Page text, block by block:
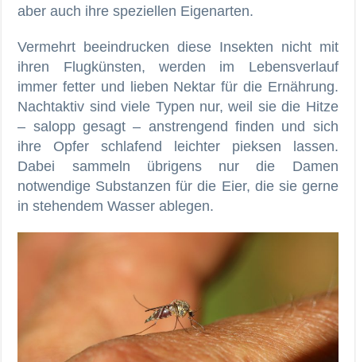
aber auch ihre speziellen Eigenarten.
Vermehrt beeindrucken diese Insekten nicht mit
ihren Flugkünsten, werden im Lebensverlauf
immer fetter und lieben Nektar für die Ernährung.
Nachtaktiv sind viele Typen nur, weil sie die Hitze
– salopp gesagt – anstrengend finden und sich
ihre Opfer schlafend leichter pieksen lassen.
Dabei sammeln übrigens nur die Damen
notwendige Substanzen für die Eier, die sie gerne
in stehendem Wasser ablegen.